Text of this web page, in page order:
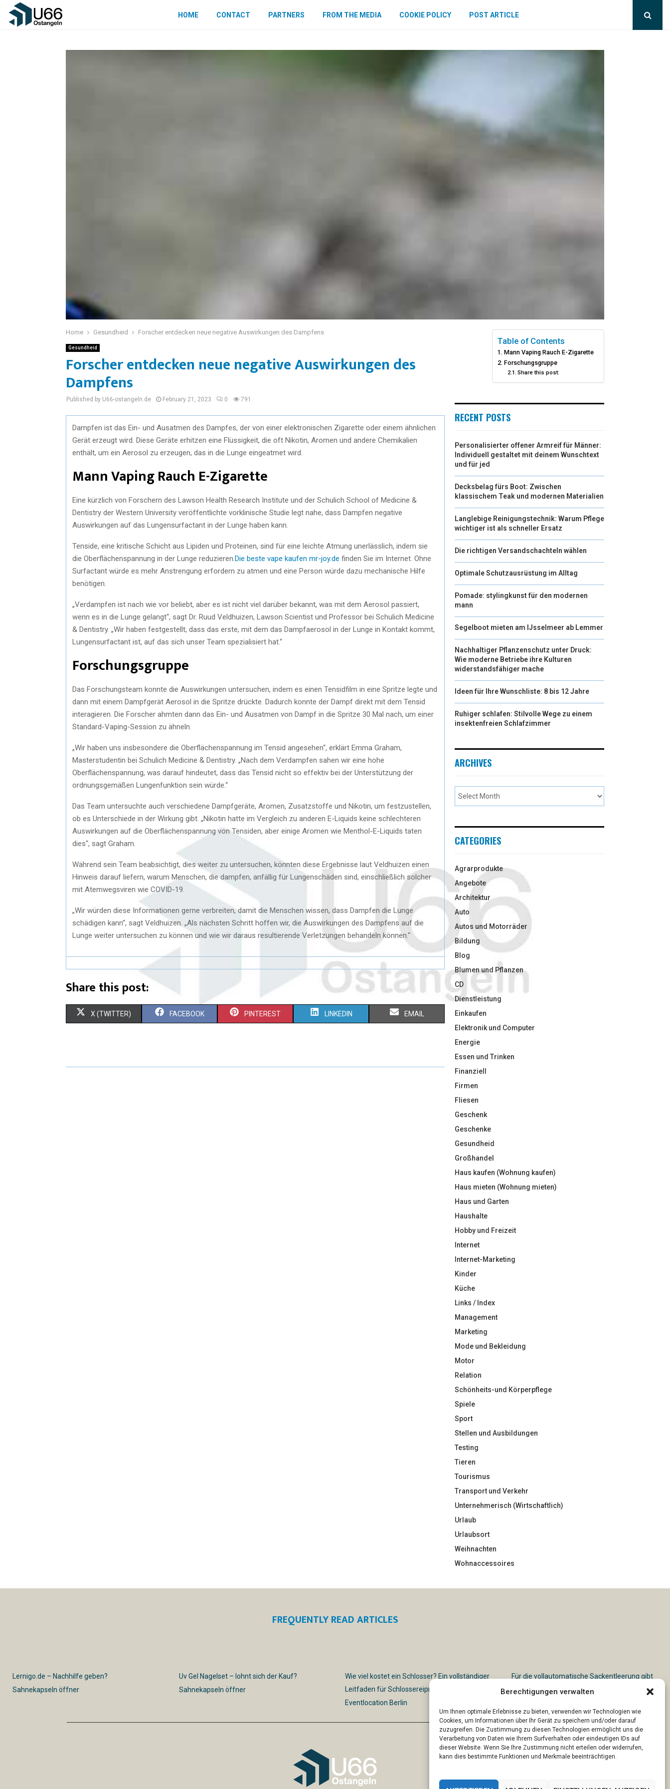
Berechtigungen verwalten
Um Ihnen optimale Erlebnisse zu bieten, verwenden wir Technologien wie
Cookies, um Informationen über Ihr Gerät zu speichern und/oder darauf
zuzugreifen. Die Zustimmung zu diesen Technologien ermöglicht uns die
Verarbeitung von Daten wie Ihrem Surfverhalten oder eindeutigen IDs auf
dieser Website. Wenn Sie Ihre Zustimmung nicht erteilen oder widerrufen,
kann dies bestimmte Funktionen und Merkmale beeinträchtigen.
HOME CONTACT PARTNERS FROM THE MEDIA COOKIE POLICY POST ARTICLE
Home Gesundheid Forscher entdecken neue negative Auswirkungen des Dampfens
Gesundheid
Forscher entdecken neue negative Auswirkungen des
Dampfens
Published by U66-ostangeln.de February 21, 2023 0 791
Dampfen ist das Ein- und Ausatmen des Dampfes, der von einer elektronischen Zigarette oder einem ähnlichen
Gerät erzeugt wird. Diese Geräte erhitzen eine Flüssigkeit, die oft Nikotin, Aromen und andere Chemikalien
enthält, um ein Aerosol zu erzeugen, das in die Lunge eingeatmet wird.
Mann Vaping Rauch E-Zigarette
Eine kürzlich von Forschern des Lawson Health Research Institute und der Schulich School of Medicine &
Dentistry der Western University veröffentlichte vorklinische Studie legt nahe, dass Dampfen negative
Auswirkungen auf das Lungensurfactant in der Lunge haben kann.
Tenside, eine kritische Schicht aus Lipiden und Proteinen, sind für eine leichte Atmung unerlässlich, indem sie
die Oberflächenspannung in der Lunge reduzieren. Die beste vape kaufen mr-joy.de finden Sie im Internet. Ohne
Surfactant würde es mehr Anstrengung erfordern zu atmen und eine Person würde dazu mechanische Hilfe
benötigen.
„Verdampfen ist nach wie vor beliebt, aber es ist nicht viel darüber bekannt, was mit dem Aerosol passiert,
wenn es in die Lunge gelangt“, sagt Dr. Ruud Veldhuizen, Lawson Scientist und Professor bei Schulich Medicine
& Dentistry. „Wir haben festgestellt, dass das erste, mit dem das Dampfaerosol in der Lunge in Kontakt kommt,
Lungensurfactant ist, auf das sich unser Team spezialisiert hat.“
Forschungsgruppe
Das Forschungsteam konnte die Auswirkungen untersuchen, indem es einen Tensidfilm in eine Spritze legte und
dann mit einem Dampfgerät Aerosol in die Spritze drückte. Dadurch konnte der Dampf direkt mit dem Tensid
interagieren. Die Forscher ahmten dann das Ein- und Ausatmen von Dampf in die Spritze 30 Mal nach, um einer
Standard-Vaping-Session zu ähneln.
„Wir haben uns insbesondere die Oberflächenspannung im Tensid angesehen“, erklärt Emma Graham,
Masterstudentin bei Schulich Medicine & Dentistry. „Nach dem Verdampfen sahen wir eine hohe
Oberflächenspannung, was darauf hindeutet, dass das Tensid nicht so effektiv bei der Unterstützung der
ordnungsgemäßen Lungenfunktion sein würde.“
Das Team untersuchte auch verschiedene Dampfgeräte, Aromen, Zusatzstoffe und Nikotin, um festzustellen,
ob es Unterschiede in der Wirkung gibt. „Nikotin hatte im Vergleich zu anderen E-Liquids keine schlechteren
Auswirkungen auf die Oberflächenspannung von Tensiden, aber einige Aromen wie Menthol-E-Liquids taten
dies“, sagt Graham.
Während sein Team beabsichtigt, dies weiter zu untersuchen, könnten diese Ergebnisse laut Veldhuizen einen
Hinweis darauf liefern, warum Menschen, die dampfen, anfällig für Lungenschäden sind, einschließlich solcher
mit Atemwegsviren wie COVID-19.
„Wir würden diese Informationen gerne verbreiten, damit die Menschen wissen, dass Dampfen die Lunge
schädigen kann“, sagt Veldhuizen. „Als nächsten Schritt hoffen wir, die Auswirkungen des Dampfens auf die
Lunge weiter untersuchen zu können und wie wir daraus resultierende Verletzungen behandeln können.“
Share this post:
X (TWITTER) FACEBOOK PINTEREST LINKEDIN EMAIL
Table of Contents
Mann Vaping Rauch E-Zigarette
Forschungsgruppe
Share this post:
RECENT POSTS
Personalisierter offener Armreif für Männer:
Individuell gestaltet mit deinem Wunschtext
und für jed
Decksbelag fürs Boot: Zwischen
klassischem Teak und modernen Materialien
Langlebige Reinigungstechnik: Warum Pflege
wichtiger ist als schneller Ersatz
Die richtigen Versandschachteln wählen
Optimale Schutzausrüstung im Alltag
Pomade: stylingkunst für den modernen
mann
Segelboot mieten am IJsselmeer ab Lemmer
Nachhaltiger Pflanzenschutz unter Druck:
Wie moderne Betriebe ihre Kulturen
widerstandsfähiger mache
Ideen für Ihre Wunschliste: 8 bis 12 Jahre
Ruhiger schlafen: Stilvolle Wege zu einem
insektenfreien Schlafzimmer
ARCHIVES
CATEGORIES
Agrarprodukte
Angebote
Architektur
Auto
Autos und Motorräder
Bildung
Blog
Blumen und Pflanzen
CD
Dienstleistung
Einkaufen
Elektronik und Computer
Energie
Essen und Trinken
Finanziell
Firmen
Fliesen
Geschenk
Geschenke
Gesundheid
Großhandel
Haus kaufen (Wohnung kaufen)
Haus mieten (Wohnung mieten)
Haus und Garten
Haushalte
Hobby und Freizeit
Internet
Internet-Marketing
Kinder
Küche
Links / Index
Management
Marketing
Mode und Bekleidung
Motor
Relation
Schönheits-und Körperpflege
Spiele
Sport
Stellen und Ausbildungen
Testing
Tieren
Tourismus
Transport und Verkehr
Unternehmerisch (Wirtschaftlich)
Urlaub
Urlaubsort
Weihnachten
Wohnaccessoires
FREQUENTLY READ ARTICLES
Lernigo.de – Nachhilfe geben?
Sahnekapseln öffner
Uv Gel Nagelset – lohnt sich der Kauf?
Sahnekapseln öffner
Wie viel kostet ein Schlosser? Ein vollständiger
Leitfaden für Schlossereipreise
Eventlocation Berlin
Für die vollautomatische Sackentleerung gibt
es vielfältige Lösungen